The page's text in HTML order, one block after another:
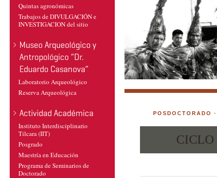
Quintas agronómicas
Trabajos de DIVULGACIÓN e
INVESTIGACION del sitio
Museo Arqueológico y
Antropológico “Dr.
Eduardo Casanova”
Laboratorio Arqueológico
Reserva Arqueológica
Actividad Académica
Instituto Interdisciplinario
Tilcara (IIT)
Posgrado
Maestría en Educación
Programa de Seminarios de
Doctorado
POSDOCTORADO